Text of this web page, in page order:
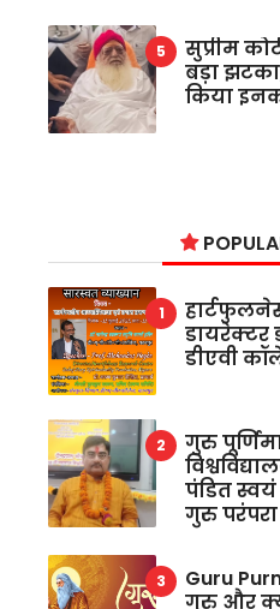
सुप्रीम
बड़ा
किया
डायरेक्टर
डीएवी
गुरु
पंडित
गुरु
Guru
गुरु और